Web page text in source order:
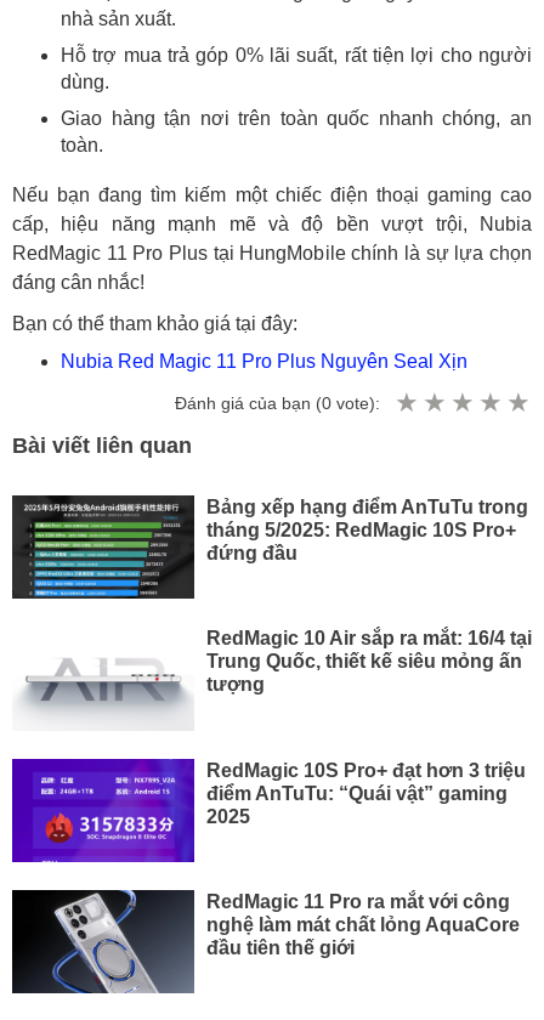
nhà sản xuất.
Hỗ trợ mua trả góp 0% lãi suất, rất tiện lợi cho người
dùng.
Giao hàng tận nơi trên toàn quốc nhanh chóng, an
toàn.
Nếu bạn đang tìm kiếm một chiếc điện thoại gaming cao
cấp, hiệu năng mạnh mẽ và độ bền vượt trội, Nubia
RedMagic 11 Pro Plus tại HungMobile chính là sự lựa chọn
đáng cân nhắc!
Bạn có thể tham khảo giá tại đây:
Nubia Red Magic 11 Pro Plus Nguyên Seal Xịn
Đánh giá của bạn (0 vote):
Bài viết liên quan
Bảng xếp hạng điểm AnTuTu trong
tháng 5/2025: RedMagic 10S Pro+
đứng đầu
RedMagic 10 Air sắp ra mắt: 16/4 tại
Trung Quốc, thiết kế siêu mỏng ấn
tượng
RedMagic 10S Pro+ đạt hơn 3 triệu
điểm AnTuTu: “Quái vật” gaming
2025
RedMagic 11 Pro ra mắt với công
nghệ làm mát chất lỏng AquaCore
đầu tiên thế giới